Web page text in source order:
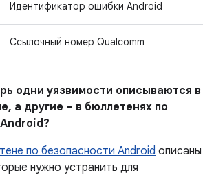
Идентификатор ошибки Android
Ссылочный номер Qualcomm
одни уязвимости описываются в
а другие – в бюллетенях по
по безопасности Android описаны
нужно устранить для